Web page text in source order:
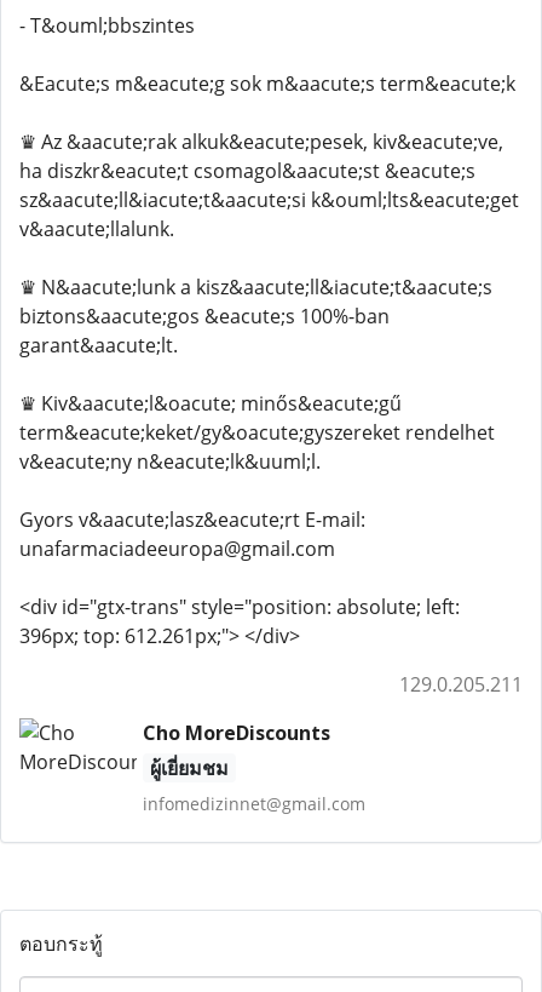
- T&ouml;bbszintes
&Eacute;s m&eacute;g sok m&aacute;s term&eacute;k
♛ Az &aacute;rak alkuk&eacute;pesek, kiv&eacute;ve,
ha diszkr&eacute;t csomagol&aacute;st &eacute;s
sz&aacute;ll&iacute;t&aacute;si k&ouml;lts&eacute;get
v&aacute;llalunk.
♛ N&aacute;lunk a kisz&aacute;ll&iacute;t&aacute;s
biztons&aacute;gos &eacute;s 100%-ban
garant&aacute;lt.
♛ Kiv&aacute;l&oacute; minős&eacute;gű
term&eacute;keket/gy&oacute;gyszereket rendelhet
v&eacute;ny n&eacute;lk&uuml;l.
Gyors v&aacute;lasz&eacute;rt E-mail:
unafarmaciadeeuropa@gmail.com
<div id="gtx-trans" style="position: absolute; left:
396px; top: 612.261px;"> </div>
129.0.205.211
Cho MoreDiscounts
ผู้เยี่ยมชม
infomedizinnet@gmail.com
ตอบกระทู้